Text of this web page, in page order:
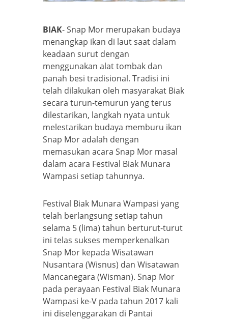
BIAK- Snap Mor merupakan budaya
menangkap ikan di laut saat dalam
keadaan surut dengan
menggunakan alat tombak dan
panah besi tradisional. Tradisi ini
telah dilakukan oleh masyarakat Biak
secara turun-temurun yang terus
dilestarikan, langkah nyata untuk
melestarikan budaya memburu ikan
Snap Mor adalah dengan
memasukan acara Snap Mor masal
dalam acara Festival Biak Munara
Wampasi setiap tahunnya.
Festival Biak Munara Wampasi yang
telah berlangsung setiap tahun
selama 5 (lima) tahun berturut-turut
ini telas sukses memperkenalkan
Snap Mor kepada Wisatawan
Nusantara (Wisnus) dan Wisatawan
Mancanegara (Wisman). Snap Mor
pada perayaan Festival Biak Munara
Wampasi ke-V pada tahun 2017 kali
ini diselenggarakan di Pantai